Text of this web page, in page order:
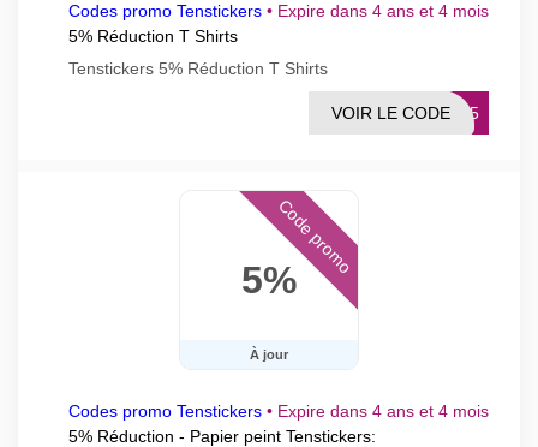
Codes promo Tenstickers • Expire dans 4 ans et 4 mois
5% Réduction T Shirts
Tenstickers 5% Réduction T Shirts
TS5
VOIR LE CODE
5%
À jour
Code promo
Codes promo Tenstickers • Expire dans 4 ans et 4 mois
5% Réduction - Papier peint Tenstickers: